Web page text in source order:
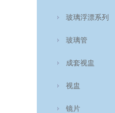
玻璃浮漂系列
玻璃管
成套视盅
视盅
镜片